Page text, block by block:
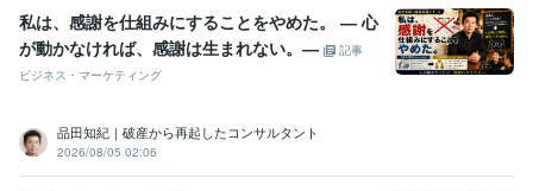
私は、感謝を仕組みにすることをやめた。 ― 心
が動かなければ、感謝は生まれない。―
記事
ビジネス・マーケティング
品田知紀｜破産から再起したコンサルタント
2026/08/05 02:06